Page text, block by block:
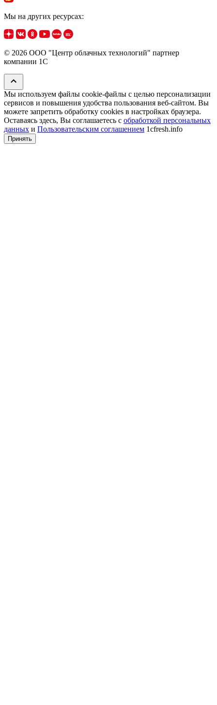
Мы на других ресурсах:
© 2026 ООО "Центр облачных технологий" партнер
компании 1C
Мы используем файлы cookie‑файлы с целью персонализации
сервисов и повышения удобства пользования веб-сайтом. Вы
можете запретить обработку сookies в настройках браузера.
Оставаясь здесь, Вы соглашаетесь с обработкой персональных
данных и Пользовательским соглашением 1cfresh.info
Принять